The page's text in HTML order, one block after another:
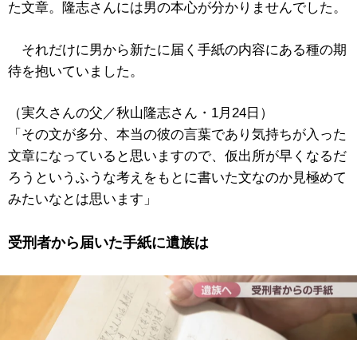
た文章。隆志さんには男の本心が分かりませんでした。
それだけに男から新たに届く手紙の内容にある種の期
待を抱いていました。
（実久さんの父／秋山隆志さん・1月24日）
「その文が多分、本当の彼の言葉であり気持ちが入った
文章になっていると思いますので、仮出所が早くなるだ
ろうというふうな考えをもとに書いた文なのか見極めて
みたいなとは思います」
受刑者から届いた手紙に遺族は